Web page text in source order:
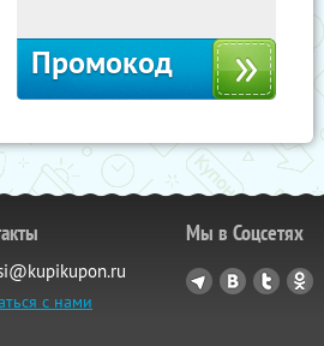
Промокод
с нами
Мы в Соцсетях